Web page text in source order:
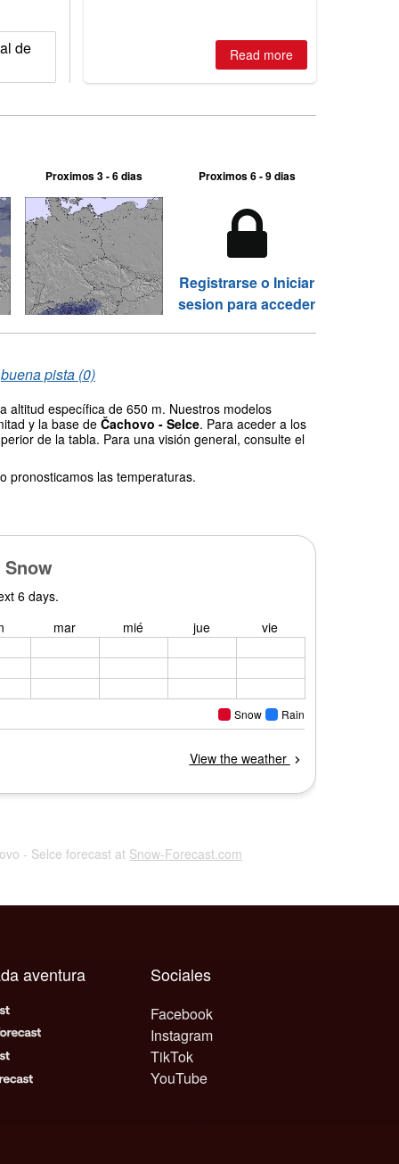
de
Read more
Proximos 3 - 6 dias Proximos 6 - 9 dias
Registrarse o Iniciar
sesion para acceder
buena pista (0)
altitud específica de 650 m. Nuestros modelos
y la base de Čachovo - Selce. Para aceder a los
de la tabla. Para una visión general, consulte el
pronosticamos las temperaturas.
- Selce forecast at Snow-Forecast.com
Sociales
Facebook
Instagram
TikTok
YouTube
aventura